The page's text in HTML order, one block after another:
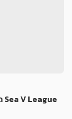
Sea V League